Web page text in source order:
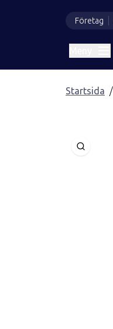
Företag
Startsida
Öppna